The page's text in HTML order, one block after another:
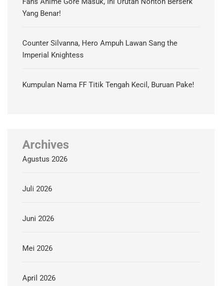
Yang Benar!
Counter Silvanna, Hero Ampuh Lawan Sang the
Imperial Knightess
Kumpulan Nama FF Titik Tengah Kecil, Buruan Pake!
Archives
Agustus 2026
Juli 2026
Juni 2026
Mei 2026
April 2026